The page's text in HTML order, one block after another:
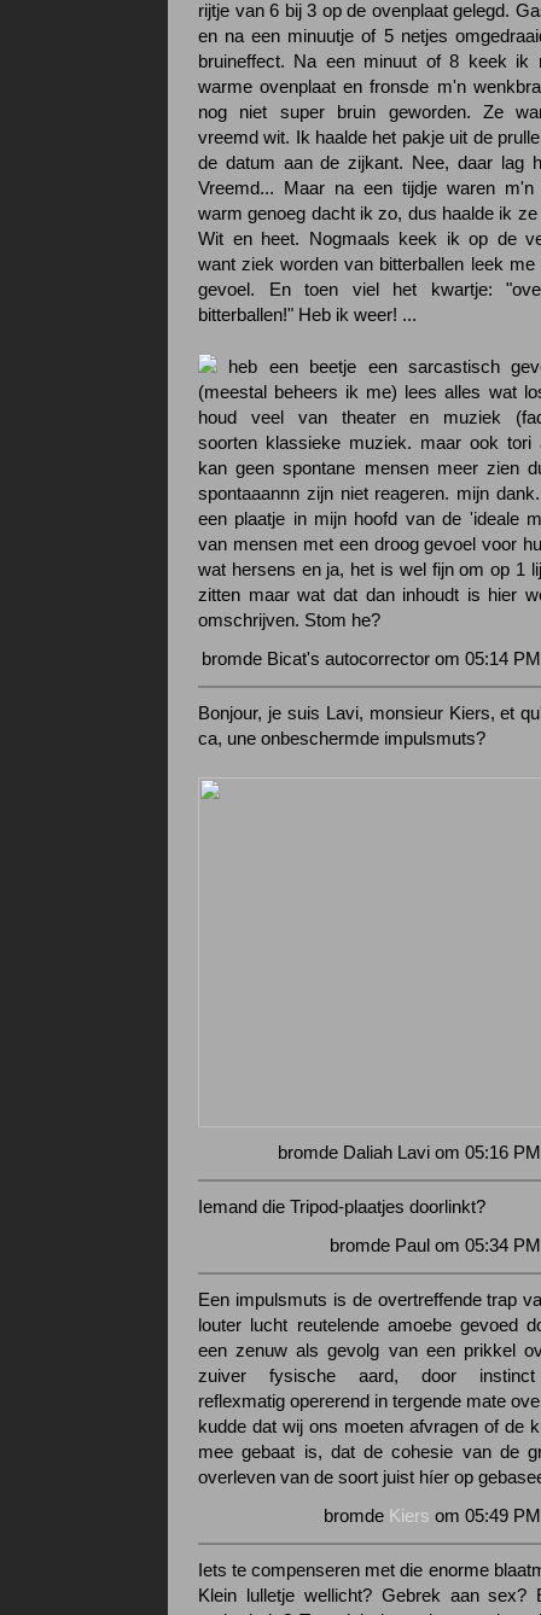
rijtje van 6 bij 3 op de ovenplaat gelegd.
en na een minuutje of 5 netjes
bruineffect. Na een minuut of 8 keek ik
warme ovenplaat en fronsde m'n
nog niet super bruin geworden. Ze
vreemd wit. Ik haalde het pakje uit de
de datum aan de zijkant. Nee, daar lag
Vreemd... Maar na een tijdje waren m'n
warm genoeg dacht ik zo, dus haalde ik
Wit en heet. Nogmaals keek ik op de
want ziek worden van bitterballen leek me
gevoel. En toen viel het kwartje:
bitterballen!" Heb ik weer! ...
heb een beetje een sarcastisch
(meestal beheers ik me) lees alles wat
houd veel van theater en muziek
soorten klassieke muziek. maar ook
kan geen spontane mensen meer zien
spontaaannn zijn niet reageren. mijn
een plaatje in mijn hoofd van de 'ideale
van mensen met een droog gevoel voor
wat hersens en ja, het is wel fijn om op 1
zitten maar wat dat dan inhoudt is hier
omschrijven. Stom he?
bromde Bicat's autocorrector om 05:14
Bonjour, je suis Lavi, monsieur Kiers, et
ca, une onbeschermde impulsmuts?
bromde Daliah Lavi om 05:16
Iemand die Tripod-plaatjes doorlinkt?
bromde Paul om 05:34
Een impulsmuts is de overtreffende trap
louter lucht reutelende amoebe gevoed
een zenuw als gevolg van een prikkel
zuiver fysische aard, door instinct
reflexmatig opererend in tergende mate
kudde dat wij ons moeten afvragen of de
mee gebaat is, dat de cohesie van de
overleven van de soort juist híer op
bromde Kiers om 05:49
Iets te compenseren met die enorme
Klein lulletje wellicht? Gebrek aan sex?